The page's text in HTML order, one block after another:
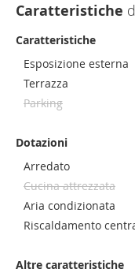
Caratteristiche
Caratteristiche
Esposizione esterna
Terrazza
Parking
Dotazioni
Arredato
Cucina attrezzata
Aria condizionata
Riscaldamento
Altre caratteristiche